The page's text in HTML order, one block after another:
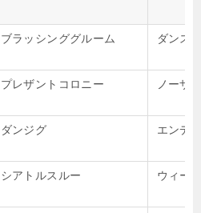
ブラッシンググルーム ダンス
プレザントコロニー ノーザ
ダンジグ エンデ
シアトルスルー ウィー